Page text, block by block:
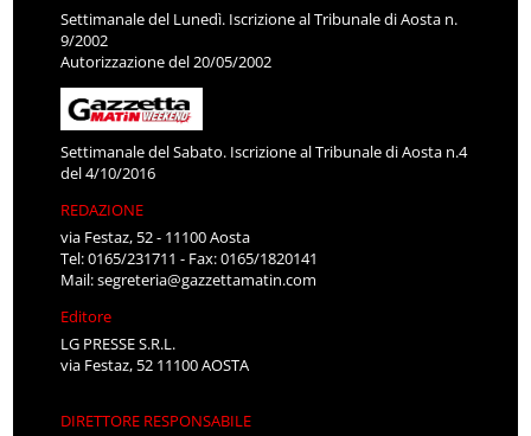
Settimanale del Lunedì. Iscrizione al Tribunale di Aosta n.
9/2002
Autorizzazione del 20/05/2002
Settimanale del Sabato. Iscrizione al Tribunale di Aosta n.4
del 4/10/2016
REDAZIONE
via Festaz, 52 - 11100 Aosta
Tel: 0165/231711 - Fax: 0165/1820141
Mail:segreteria@gazzettamatin.com
Editore
LG PRESSE S.R.L.
via Festaz, 52 11100 AOSTA
DIRETTORE RESPONSABILE